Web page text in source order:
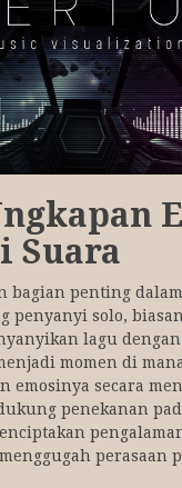
Suara
bagian penting
penyanyi solo,
lagu
momen di
emosinya secara
penekanan
perasaan